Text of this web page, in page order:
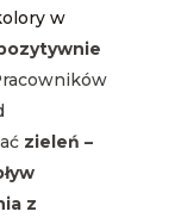
w
zieleń –
z